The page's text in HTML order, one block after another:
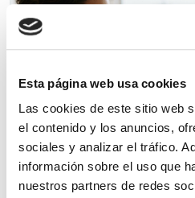
Esta página web usa cookies
Las cookies de este sitio web
el contenido y los anuncios,
sociales y analizar el tráfico.
información sobre el uso que
nuestros partners de redes